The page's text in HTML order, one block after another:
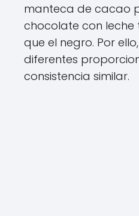
manteca de cacao
chocolate con leche
que el negro. Por
diferentes
consistencia similar.